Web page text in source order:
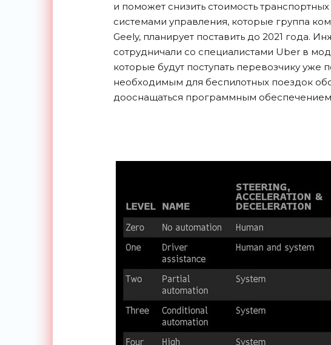
и поможет снизить стоимость
системами управления, которые группа
Geely, планирует поставить до 2021 года.
сотрудничали со специалистами Uber в
которые будут поступать перевозчику уже
необходимым для беспилотных поездок
дооснащаться программным обеспечением